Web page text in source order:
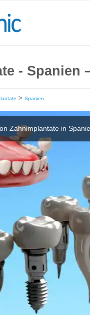
- Spanien
> Spanien
Zahnimplantate in